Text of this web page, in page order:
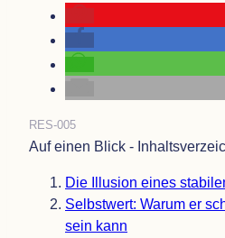
RES-005
Auf einen Blick -
Die Illu­sion eines
Selbst­wert: Warum er
sein kann